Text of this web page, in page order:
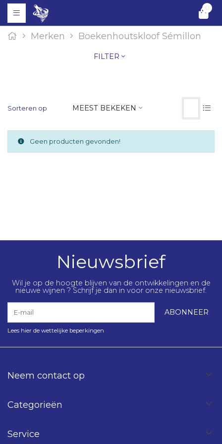
0
Merken Boekenhoutskloof Sémillon
FILTER
Sorteren op MEEST BEKEKEN
Geen producten gevonden!
Nieuwsbrief
Wil je op de hoogte blijven van de ontwikkelingen en de
nieuwe wijnen ? Schrijf je dan in voor onze nieuwsbrief.
ABONNEER
Lees hier de wettelijke beperkingen
Neem contact op
Categorieën
Service